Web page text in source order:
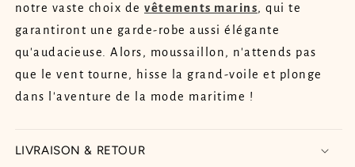
notre vaste choix de vêtements marins, qui te
garantiront une garde-robe aussi élégante
qu'audacieuse. Alors, moussaillon, n'attends pas
que le vent tourne, hisse la grand-voile et plonge
dans l'aventure de la mode maritime !
LIVRAISON & RETOUR